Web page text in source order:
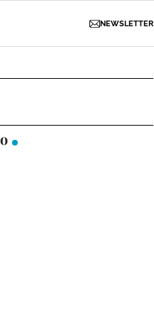
NEWSLETTER